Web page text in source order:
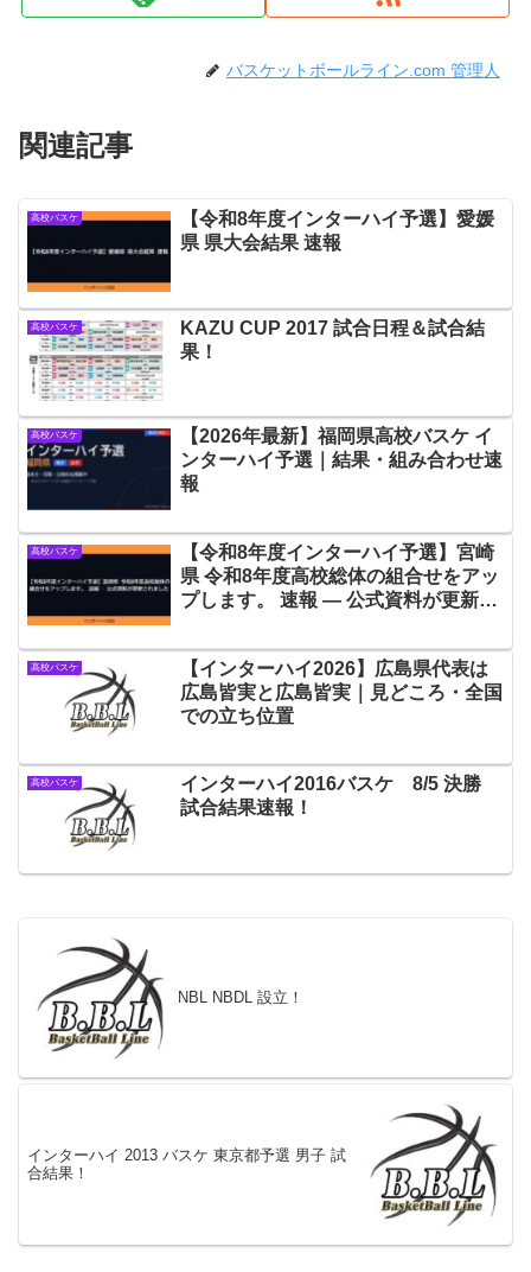
バスケットボールライン.com 管理人
関連記事
高校バスケ
【令和8年度インターハイ予選】愛媛
県 県大会結果 速報
高校バスケ
KAZU CUP 2017 試合日程＆試合結
果！
高校バスケ
【2026年最新】福岡県高校バスケ イ
ンターハイ予選｜結果・組み合わせ速
報
高校バスケ
【令和8年度インターハイ予選】宮崎
県 令和8年度高校総体の組合せをアッ
プします。 速報 — 公式資料が更新さ
高校バスケ
【インターハイ2026】広島県代表は
広島皆実と広島皆実｜見どころ・全国
での立ち位置
高校バスケ
インターハイ2016バスケ 8/5 決勝
試合結果速報！
NBL NBDL 設立！
インターハイ 2013 バスケ 東京都予選 男子 試
合結果！